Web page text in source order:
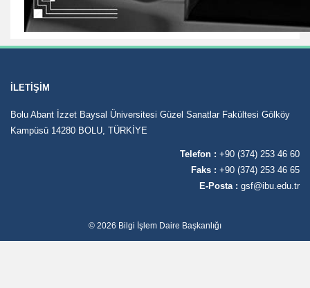
İLETIŞIM
Bolu Abant İzzet Baysal Üniversitesi Güzel Sanatlar Fakültesi Gölköy
Kampüsü 14280 BOLU, TÜRKİYE
Telefon : +90 (374) 253 46 60
Faks : +90 (374) 253 46 65
E-Posta : gsf@ibu.edu.tr
© 2026 Bilgi İşlem Daire Başkanlığı